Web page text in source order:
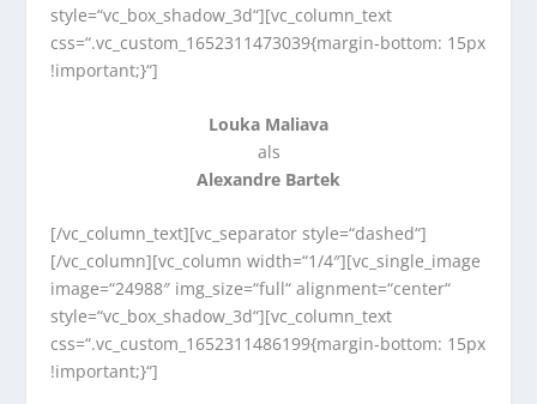
style=“vc_box_shadow_3d“][vc_column_text
css=“.vc_custom_1652311473039{margin-bottom: 15px
!important;}“]
Louka Maliava
als
Alexandre Bartek
[/vc_column_text][vc_separator style=“dashed“]
[/vc_column][vc_column width=“1/4″][vc_single_image
image=“24988″ img_size=“full“ alignment=“center“
style=“vc_box_shadow_3d“][vc_column_text
css=“.vc_custom_1652311486199{margin-bottom: 15px
!important;}“]